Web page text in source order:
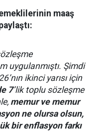
maaş
uygulanmıştı. Şimdi
ikinci yarısı için
7’lik toplu sözleşme
memur ve memur
ne olursa olsun,
bir enflasyon farkı